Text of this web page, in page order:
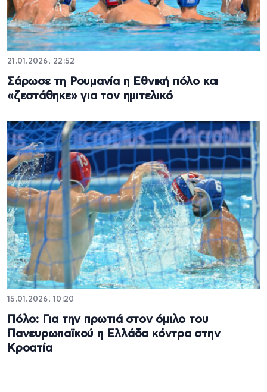
21.01.2026, 22:52
Σάρωσε τη Ρουμανία η Εθνική πόλο και
«ζεστάθηκε» για τον ημιτελικό
15.01.2026, 10:20
Πόλο: Για την πρωτιά στον όμιλο του
Πανευρωπαϊκού η Ελλάδα κόντρα στην
Κροατία